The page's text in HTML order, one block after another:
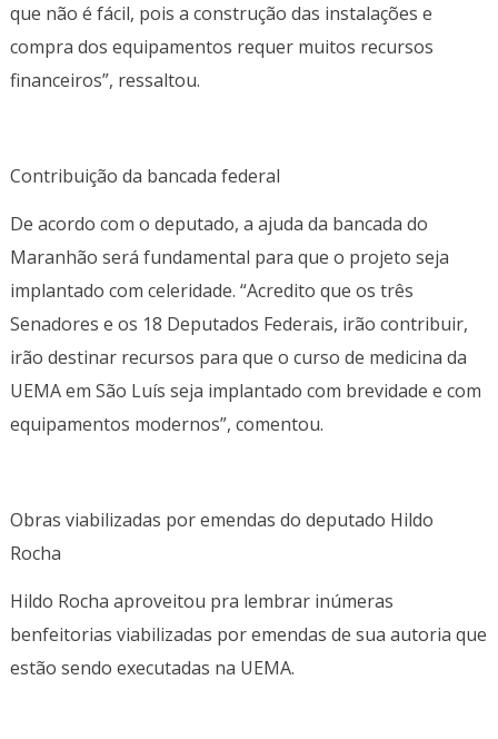
que não é fácil, pois a construção das instalações e
compra dos equipamentos requer muitos recursos
financeiros”, ressaltou.
Contribuição da bancada federal
De acordo com o deputado, a ajuda da bancada do
Maranhão será fundamental para que o projeto seja
implantado com celeridade. “Acredito que os três
Senadores e os 18 Deputados Federais, irão contribuir,
irão destinar recursos para que o curso de medicina da
UEMA em São Luís seja implantado com brevidade e com
equipamentos modernos”, comentou.
Obras viabilizadas por emendas do deputado Hildo
Rocha
Hildo Rocha aproveitou pra lembrar inúmeras
benfeitorias viabilizadas por emendas de sua autoria que
estão sendo executadas na UEMA.